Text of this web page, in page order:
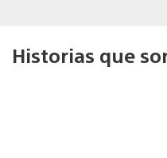
Historias que